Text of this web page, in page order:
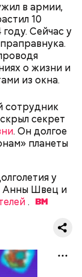
в армии,
10
году. Сейчас у
о жизни и
из окна.
сотрудник
секрет
. Он долгое
планеты
у
Анны Швец и
.
мужчины
устраивают
время,
через год